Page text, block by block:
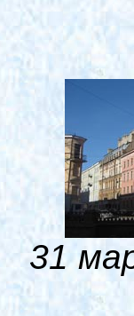
31